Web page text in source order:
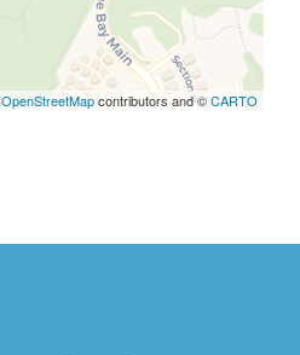
OpenStreetMapcontributors and ©CARTO